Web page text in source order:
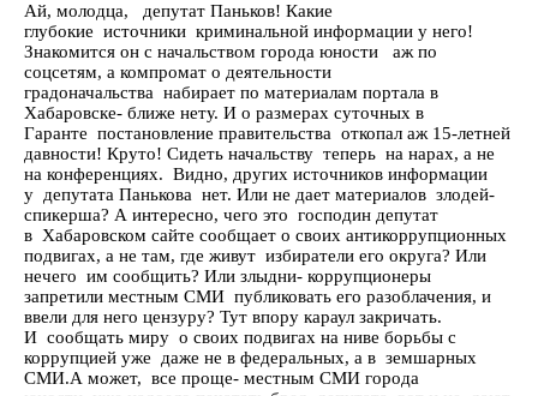
Ай, молодца, депутат Паньков! Какие
глубокие источники криминальной информации у него!
Знакомится он с начальством города юности аж по
соцсетям, а компромат о деятельности
градоначальства набирает по материалам портала в
Хабаровске- ближе нету. И о размерах суточных в
Гаранте постановление правительства откопал аж 15-летней
давности! Круто! Сидеть начальству теперь на нарах, а не
на конференциях. Видно, других источников информации
у депутата Панькова нет. Или не дает материалов злодей-
спикерша? А интересно, чего это господин депутат
в Хабаровском сайте сообщает о своих антикоррупционных
подвигах, а не там, где живут избиратели его округа? Или
нечего им сообщить? Или злыдни- коррупционеры
запретили местным СМИ публиковать его разоблачения, и
ввели для него цензуру? Тут впору караул закричать.
И сообщать миру о своих подвигах на ниве борьбы с
коррупцией уже даже не в федеральных, а в земшарных
СМИ.А может, все проще- местным СМИ города